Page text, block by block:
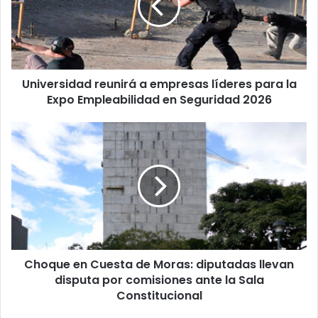
líderes
para
la
Expo
Empleabilidad
Seguridad
Universidad reunirá a empresas líderes para la
Expo Empleabilidad en Seguridad 2026
Choque
en
Cuesta
de
Moras:
diputadas
llevan
disputa
por
comisiones
Choque en Cuesta de Moras: diputadas llevan
disputa por comisiones ante la Sala
Constitucional